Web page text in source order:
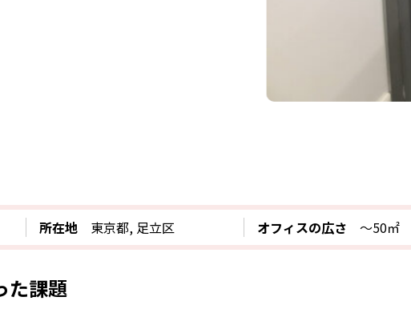
所在地 東京都, 足立区 オフィスの広さ 〜50㎡
た課題